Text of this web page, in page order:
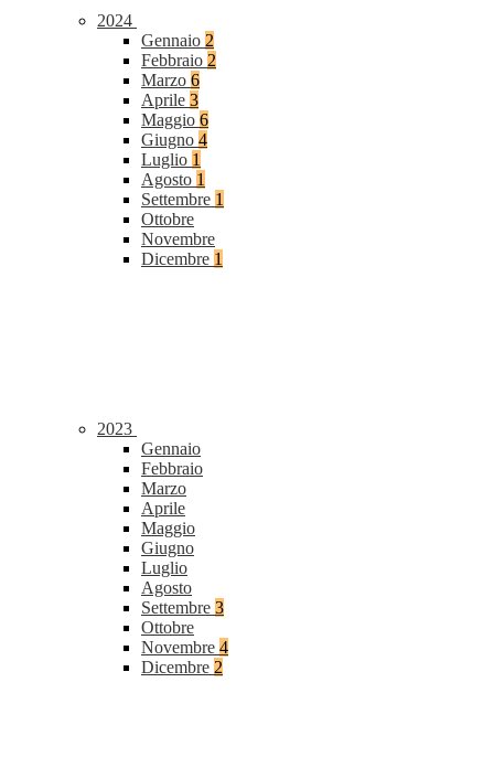
2024
Gennaio 2
Febbraio 2
Marzo 6
Aprile 3
Maggio 6
Giugno 4
Luglio 1
Agosto 1
Settembre 1
Ottobre
Novembre
Dicembre 1
2023
Gennaio
Febbraio
Marzo
Aprile
Maggio
Giugno
Luglio
Agosto
Settembre 3
Ottobre
Novembre 4
Dicembre 2